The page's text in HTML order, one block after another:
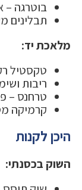
בוטרגה –
תבלינים
מלאכת יד:
טקסטיל
ריבות
טרחנס –
קרמיקה
היכן לקנות
השוק בכסנתי: